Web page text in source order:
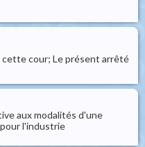
cette cour; Le présent arrêté
aux modalités d'une
l'industrie